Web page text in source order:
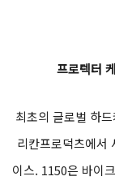
프로텍터
최초의 글로벌 하
리칸프로덕츠에서
이스. 1150은 바이